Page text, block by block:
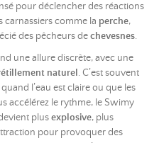
pour déclencher des réactions
carnassiers comme la perche,
des pêcheurs dechevesnes.
une allure discrète, avec une
naturel . C’est souvent
l’eau est claire ou que les
accélérez le rythme, le Swimy
plusexplosive, plus
pour provoquer des